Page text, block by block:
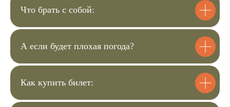
Что брать с собой:
А если будет плохая погода?
Как купить билет:
Оставить заявку
вопросы или забронировать место.
вами